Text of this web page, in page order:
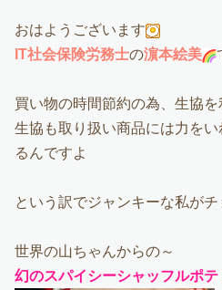
おはようございます
IT社会保険労務士の濵本絵美
買い物の時間節約の為、生協
生協も取り扱い商品には力を
るんですよ
という訳でジャンキーな私が
世界の山ちゃんからの～
幻のスパイシーシャッフルポテ